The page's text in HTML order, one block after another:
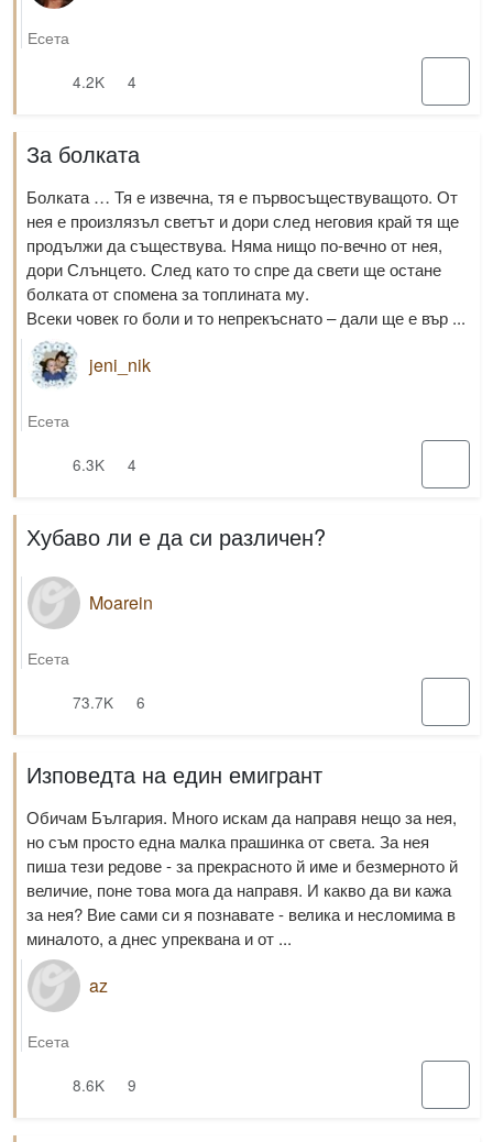
Есета
4.2K
4
За болката
Болката … Тя е извечна, тя е първосъществуващото. От
нея е произлязъл светът и дори след неговия край тя ще
продължи да съществува. Няма нищо по-вечно от нея,
дори Слънцето. След като то спре да свети ще остане
болката от спомена за топлината му.
Всеки човек го боли и то непрекъснато – дали ще е вър ...
jeni_nik
Есета
6.3K
4
Хубаво ли е да си различен?
Moarein
Есета
73.7K
6
Изповедта на един емигрант
Обичам България. Много искам да направя нещо за нея,
но съм просто една малка прашинка от света. За нея
пиша тези редове - за прекрасното й име и безмерното й
величие, поне това мога да направя. И какво да ви кажа
за нея? Вие сами си я познавате - велика и несломима в
миналото, а днес упреквана и от ...
az
Есета
8.6K
9